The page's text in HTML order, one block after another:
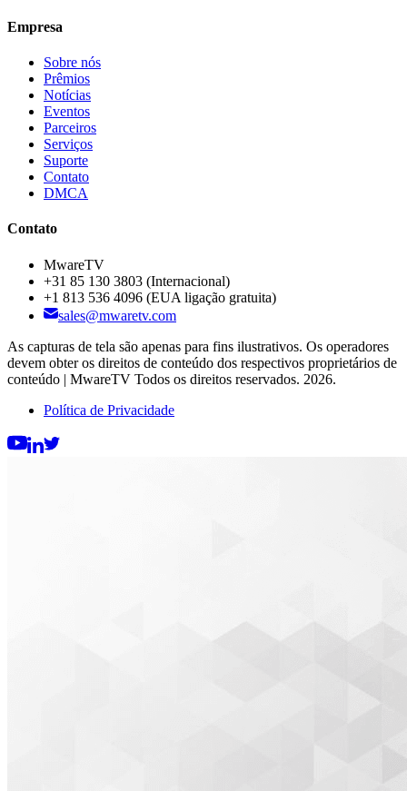
Empresa
Sobre nós
Prêmios
Notícias
Eventos
Parceiros
Serviços
Suporte
Contato
DMCA
Contato
MwareTV
+31 85 130 3803 (Internacional)
+1 813 536 4096 (EUA ligação gratuita)
sales@mwaretv.com
As capturas de tela são apenas para fins ilustrativos. Os operadores
devem obter os direitos de conteúdo dos respectivos proprietários de
conteúdo | MwareTV Todos os direitos reservados. 2026.
Política de Privacidade